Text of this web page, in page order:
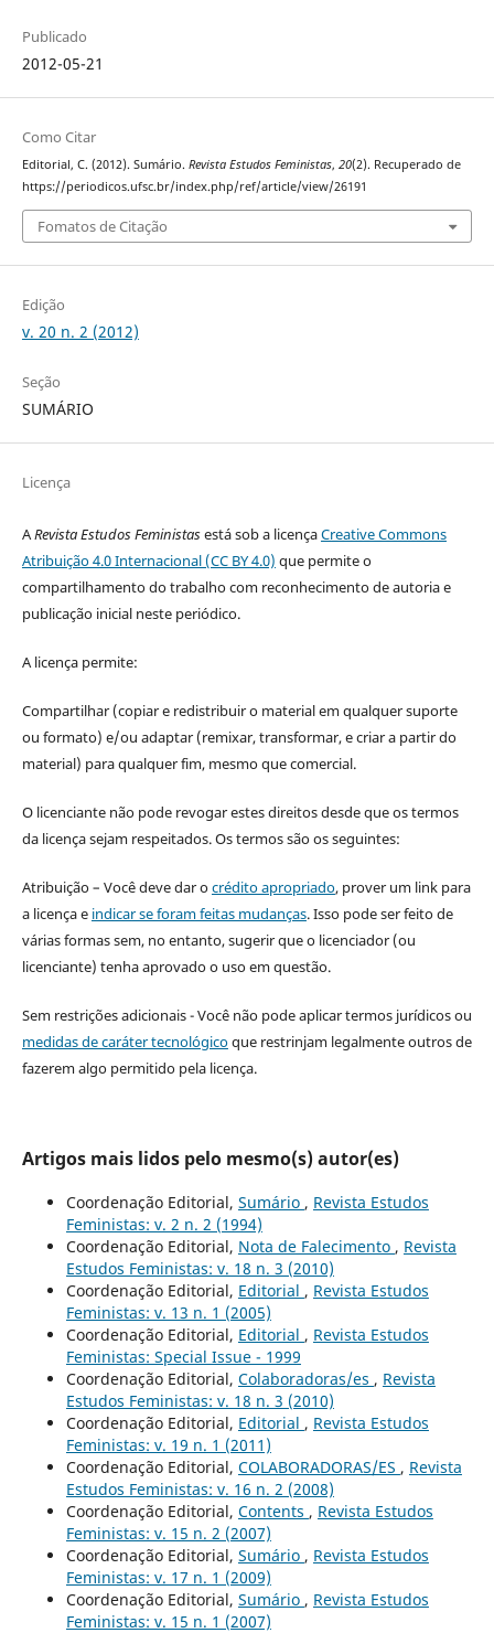
Publicado
2012-05-21
Como Citar
Editorial, C. (2012). Sumário. Revista Estudos Feministas, 20(2). Recuperado de
https://periodicos.ufsc.br/index.php/ref/article/view/26191
Fomatos de Citação
Edição
v. 20 n. 2 (2012)
Seção
SUMÁRIO
Licença
ARevista Estudos Feministasestá sob a licençaCreative Commons
Atribuição 4.0 Internacional (CC BY 4.0) que permite o
compartilhamento do trabalho com reconhecimento de autoria e
publicação inicial neste periódico.
A licença permite:
Compartilhar (copiar e redistribuir o material em qualquer suporte
ou formato) e/ou adaptar (remixar, transformar, e criar a partir do
material) para qualquer fim, mesmo que comercial.
O licenciante não pode revogar estes direitos desde que os termos
da licença sejam respeitados. Os termos são os seguintes:
Atribuição – Você deve dar ocrédito apropriado, prover um link para
a licença e indicar se foram feitas mudanças. Isso pode ser feito de
várias formas sem, no entanto, sugerir que o licenciador (ou
licenciante) tenha aprovado o uso em questão.
Sem restrições adicionais - Você não pode aplicar termos jurídicos ou
medidas de caráter tecnológicoque restrinjam legalmente outros de
fazerem algo permitido pela licença.
Artigos mais lidos pelo mesmo(s) autor(es)
Coordenação Editorial, Sumário , Revista Estudos
Feministas: v. 2 n. 2 (1994)
Coordenação Editorial, Nota de Falecimento , Revista
Estudos Feministas: v. 18 n. 3 (2010)
Coordenação Editorial, Editorial , Revista Estudos
Feministas: v. 13 n. 1 (2005)
Coordenação Editorial, Editorial , Revista Estudos
Feministas: Special Issue - 1999
Coordenação Editorial, Colaboradoras/es , Revista
Estudos Feministas: v. 18 n. 3 (2010)
Coordenação Editorial, Editorial , Revista Estudos
Feministas: v. 19 n. 1 (2011)
Coordenação Editorial, COLABORADORAS/ES , Revista
Estudos Feministas: v. 16 n. 2 (2008)
Coordenação Editorial, Contents , Revista Estudos
Feministas: v. 15 n. 2 (2007)
Coordenação Editorial, Sumário , Revista Estudos
Feministas: v. 17 n. 1 (2009)
Coordenação Editorial, Sumário , Revista Estudos
Feministas: v. 15 n. 1 (2007)